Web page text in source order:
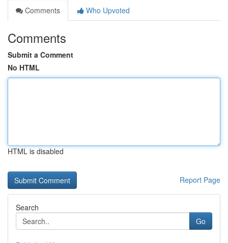
Comments
Who Upvoted
Comments
Submit a Comment
No HTML
HTML is disabled
Report Page
Search
Go